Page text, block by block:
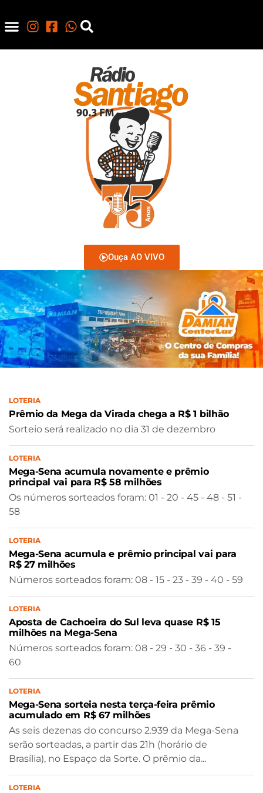
Ouça AO VIVO
LOTERIA
Prêmio da Mega da Virada chega a R$ 1 bilhão
Sorteio será realizado no dia 31 de dezembro
LOTERIA
Mega-Sena acumula novamente e prêmio
principal vai para R$ 58 milhões
Os números sorteados foram: 01 - 20 - 45 - 48 - 51 -
58
LOTERIA
Mega-Sena acumula e prêmio principal vai para
R$ 27 milhões
Números sorteados foram: 08 - 15 - 23 - 39 - 40 - 59
LOTERIA
Aposta de Cachoeira do Sul leva quase R$ 15
milhões na Mega-Sena
Números sorteados foram: 08 - 29 - 30 - 36 - 39 -
60
LOTERIA
Mega-Sena sorteia nesta terça-feira prêmio
acumulado em R$ 67 milhões
As seis dezenas do concurso 2.939 da Mega-Sena
serão sorteadas, a partir das 21h (horário de
Brasília), no Espaço da Sorte. O prêmio da...
LOTERIA